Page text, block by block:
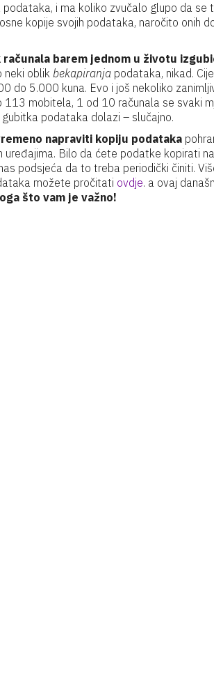
i ma koliko zvučalo glupo da se
kopije svojih podataka, naročito onih
barem jednom u životu
neki oblik bekapiranja podataka, nikad.
do 5.000 kuna. Evo i još nekoliko
113 mobitela, 1 od 10 računala se svaki
podataka dolazi – slučajno.
napraviti kopiju podataka
Bilo da ćete podatke kopirati
podsjeća da to treba periodički činiti.
možete pročitati ovdje. a ovaj
što vam je važno!